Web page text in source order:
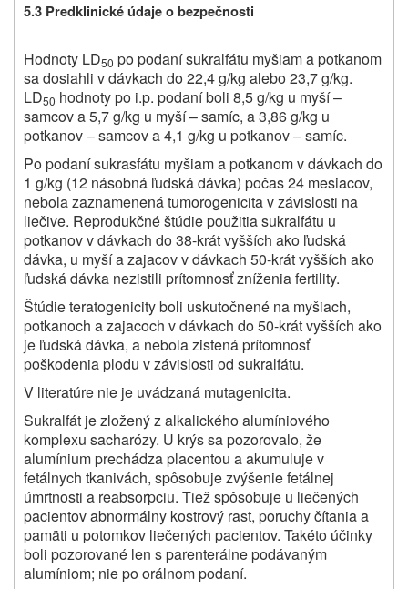
5.3 Predklinické údaje o bezpečnosti
Hodnoty LD50 po podaní sukralfátu myšiam a potkanom
sa dosiahli v dávkach do 22,4 g/kg alebo 23,7 g/kg.
LD50 hodnoty po i.p. podaní boli 8,5 g/kg u myší –
samcov a 5,7 g/kg u myší – samíc, a 3,86 g/kg u
potkanov – samcov a 4,1 g/kg u potkanov – samíc.
Po podaní sukrasfátu myšiam a potkanom v dávkach do
1 g/kg (12 násobná ľudská dávka) počas 24 mesiacov,
nebola zaznamenená tumorogenicita v závislosti na
liečive. Reprodukčné štúdie použitia sukralfátu u
potkanov v dávkach do 38-krát vyšších ako ľudská
dávka, u myší a zajacov v dávkach 50-krát vyšších ako
ľudská dávka nezistili prítomnosť zníženia fertility.
Štúdie teratogenicity boli uskutočnené na myšiach,
potkanoch a zajacoch v dávkach do 50-krát vyšších ako
je ľudská dávka, a nebola zistená prítomnosť
poškodenia plodu v závislosti od sukralfátu.
V literatúre nie je uvádzaná mutagenicita.
Sukralfát je zložený z alkalického alumíniového
komplexu sacharózy. U krýs sa pozorovalo, že
alumínium prechádza placentou a akumuluje v
fetálnych tkanivách, spôsobuje zvýšenie fetálnej
úmrtnosti a reabsorpciu. Tiež spôsobuje u liečených
pacientov abnormálny kostrový rast, poruchy čítania a
pamäti u potomkov liečených pacientov. Takéto účinky
boli pozorované len s parenterálne podávaným
alumíniom; nie po orálnom podaní.